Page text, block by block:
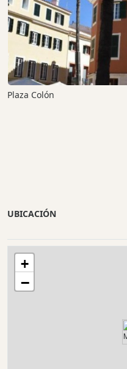
Plaza Colón
UBICACIÓN
+
−